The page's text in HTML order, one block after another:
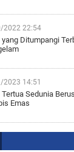
2022 22:54
yang Ditumpangi
2023 14:51
Tertua Sedunia
Emas